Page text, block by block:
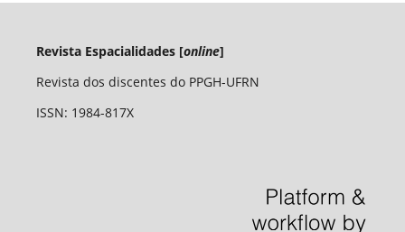
Revista Espacialidades [online]
Revista dos discentes do PPGH-UFRN
ISSN: 1984-817X